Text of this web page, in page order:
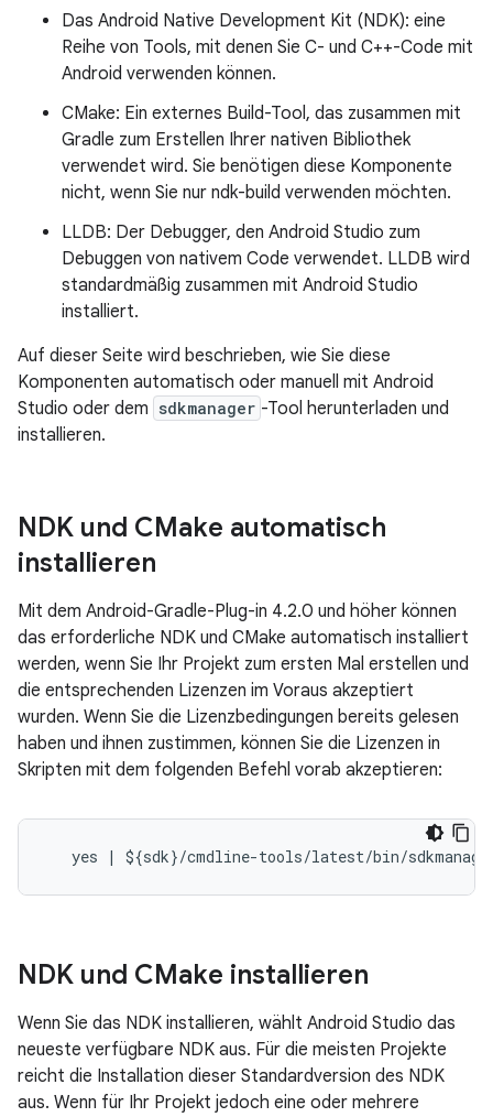
Das Android Native Development Kit (NDK): eine
Reihe von Tools, mit denen Sie C- und C++-Code mit
Android verwenden können.
CMake: Ein externes Build-Tool, das zusammen mit
Gradle zum Erstellen Ihrer nativen Bibliothek
verwendet wird. Sie benötigen diese Komponente
nicht, wenn Sie nur ndk-build verwenden möchten.
LLDB: Der Debugger, den Android Studio zum
Debuggen von nativem Code verwendet. LLDB wird
standardmäßig zusammen mit Android Studio
installiert.
Auf dieser Seite wird beschrieben, wie Sie diese
Komponenten automatisch oder manuell mit Android
Studio oder dem sdkmanager -Tool herunterladen und
installieren.
NDK und CMake automatisch
installieren
Mit dem Android-Gradle-Plug-in 4.2.0 und höher können
das erforderliche NDK und CMake automatisch installiert
werden, wenn Sie Ihr Projekt zum ersten Mal erstellen und
die entsprechenden Lizenzen im Voraus akzeptiert
wurden. Wenn Sie die Lizenzbedingungen bereits gelesen
haben und ihnen zustimmen, können Sie die Lizenzen in
Skripten mit dem folgenden Befehl vorab akzeptieren:
NDK und CMake installieren
Wenn Sie das NDK installieren, wählt Android Studio das
neueste verfügbare NDK aus. Für die meisten Projekte
reicht die Installation dieser Standardversion des NDK
aus. Wenn für Ihr Projekt jedoch eine oder mehrere